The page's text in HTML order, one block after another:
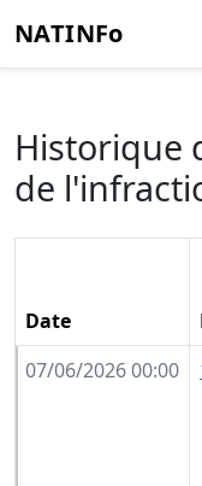
NATINFo
Historique
de
Date
07/06/2026 00:00